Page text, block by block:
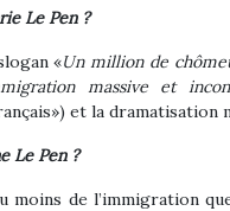
Le Pen ?
«Un million de
massive et
et la dramatisation
Le Pen ?
moins de l’immigration